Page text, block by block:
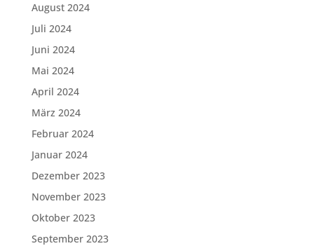
August 2024
Juli 2024
Juni 2024
Mai 2024
April 2024
März 2024
Februar 2024
Januar 2024
Dezember 2023
November 2023
Oktober 2023
September 2023